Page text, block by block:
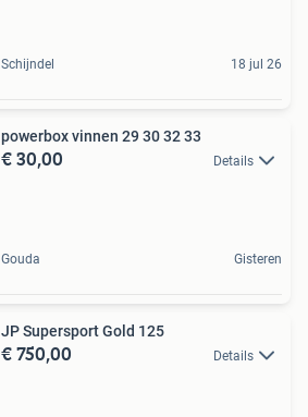
Schijndel 18 jul 26
powerbox vinnen 29 30 32 33
€ 30,00 Details
Gouda Gisteren
JP Supersport Gold 125
€ 750,00 Details